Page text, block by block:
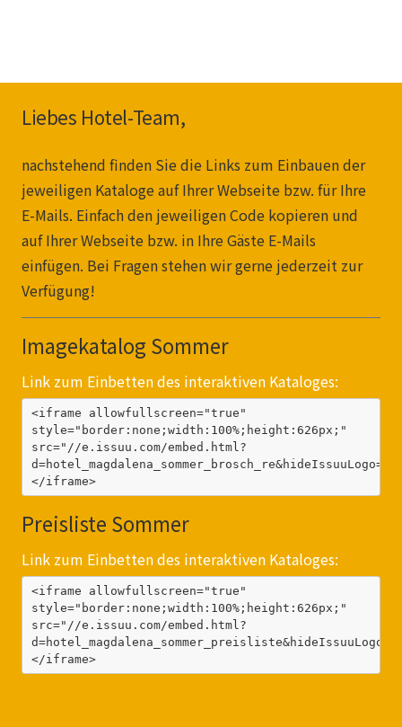
Liebes Hotel-Team,
nachstehend finden Sie die Links zum Einbauen der
jeweiligen Kataloge auf Ihrer Webseite bzw. für Ihre
E-Mails. Einfach den jeweiligen Code kopieren und
auf Ihrer Webseite bzw. in Ihre Gäste E-Mails
einfügen. Bei Fragen stehen wir gerne jederzeit zur
Verfügung!
Imagekatalog Sommer
Link zum Einbetten des interaktiven Kataloges:
<iframe allowfullscreen="true"
style="border:none;width:100%;height:626px;"
src="//e.issuu.com/embed.html?
</iframe>
Preisliste Sommer
Link zum Einbetten des interaktiven Kataloges:
<iframe allowfullscreen="true"
style="border:none;width:100%;height:626px;"
src="//e.issuu.com/embed.html?
</iframe>